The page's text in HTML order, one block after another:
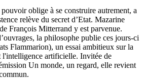
oblige à se construire autrement, a
relève du secret d’Etat. Mazarine
François Mitterrand y est parvenue.
la philosophe publie ces jours-ci
Flammarion), un essai ambitieux sur la
l'intelligence artificielle. Invitée de
Un monde, un regard, elle revient